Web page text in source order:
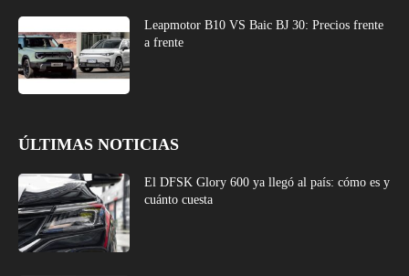
Leapmotor B10 VS Baic BJ 30: Precios frente
a frente
ÚLTIMAS NOTICIAS
El DFSK Glory 600 ya llegó al país: cómo es y
cuánto cuesta